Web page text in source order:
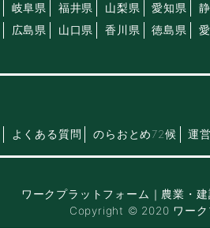
岐阜県 福井県 山梨県 愛知県
広島県 山口県 香川県 徳島県
よくある質問 のらおとめ72候 運
ワークプラットフォーム｜農業・
Copyright © 2020 ワーク